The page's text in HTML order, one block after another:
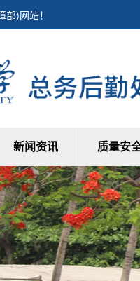
)网站！
新闻资讯 质量安